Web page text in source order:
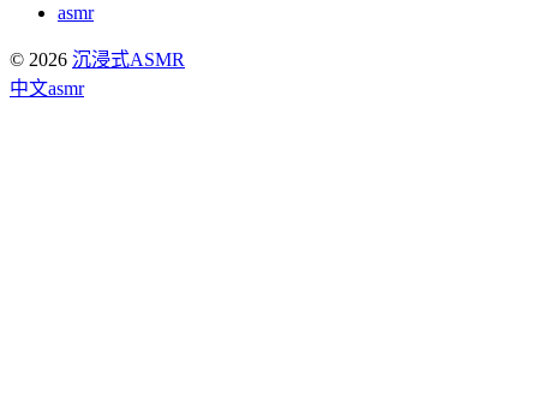
asmr
© 2026 沉浸式ASMR
中文asmr